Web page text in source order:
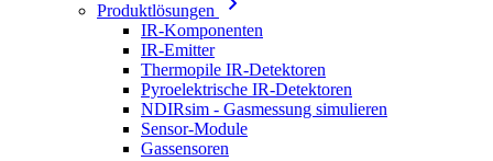
Produktlösungen
IR-Komponenten
IR-Emitter
Thermopile IR-Detektoren
Pyroelektrische IR-Detektoren
NDIRsim - Gasmessung simulieren
Sensor-Module
Gassensoren